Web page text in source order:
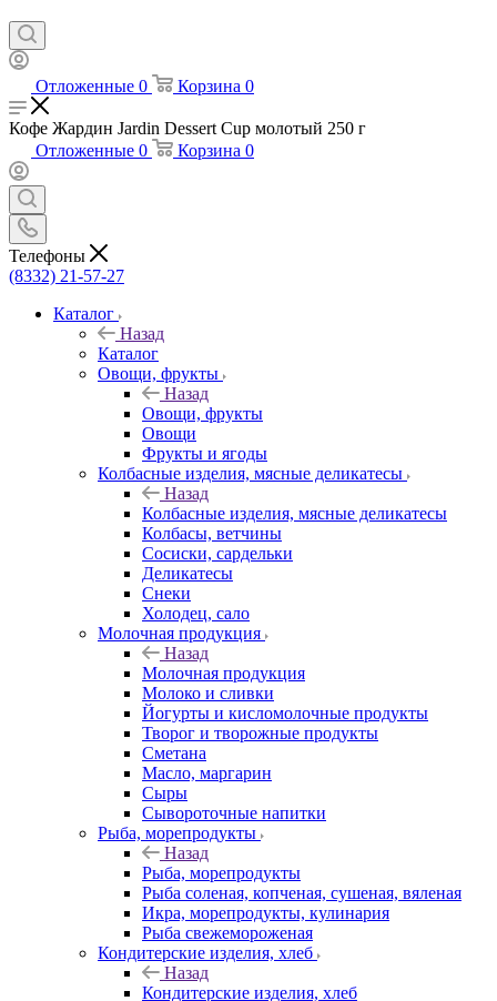
Отложенные 0 Корзина 0
Кофе Жардин Jardin Dessert Cup молотый 250 г
Отложенные 0 Корзина 0
Телефоны
(8332) 21-57-27
Каталог
Назад
Каталог
Овощи, фрукты
Назад
Овощи, фрукты
Овощи
Фрукты и ягоды
Колбасные изделия, мясные деликатесы
Назад
Колбасные изделия, мясные деликатесы
Колбасы, ветчины
Сосиски, сардельки
Деликатесы
Снеки
Холодец, сало
Молочная продукция
Назад
Молочная продукция
Молоко и сливки
Йогурты и кисломолочные продукты
Творог и творожные продукты
Сметана
Масло, маргарин
Сыры
Сывороточные напитки
Рыба, морепродукты
Назад
Рыба, морепродукты
Рыба соленая, копченая, сушеная, вяленая
Икра, морепродукты, кулинария
Рыба свежемороженая
Кондитерские изделия, хлеб
Назад
Кондитерские изделия, хлеб